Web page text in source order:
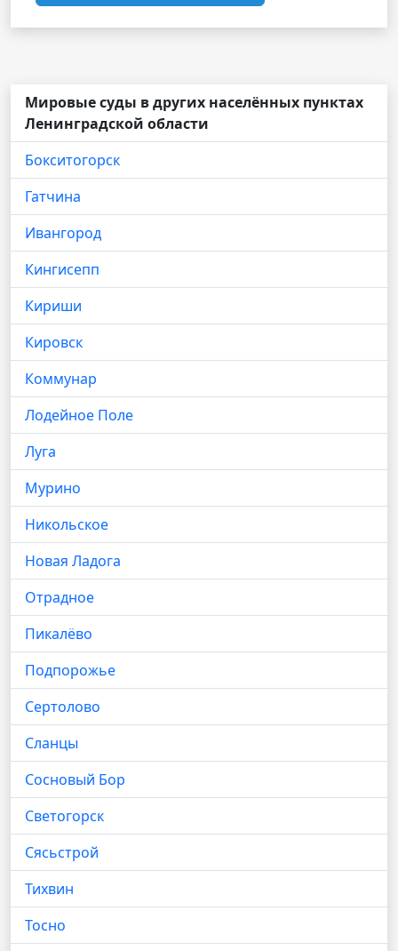
Мировые суды в других населённых пунктах
Ленинградской области
Бокситогорск
Гатчина
Ивангород
Кингисепп
Кириши
Кировск
Коммунар
Лодейное Поле
Луга
Мурино
Никольское
Новая Ладога
Отрадное
Пикалёво
Подпорожье
Сертолово
Сланцы
Сосновый Бор
Светогорск
Сясьстрой
Тихвин
Тосно